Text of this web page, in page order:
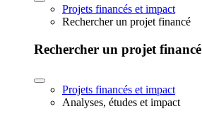
Projets financés et impact
Rechercher un projet financé
Rechercher un projet financé
Projets financés et impact
Analyses, études et impact